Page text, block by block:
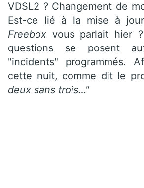
VDSL2 ? Changement de
Est-ce lié à la mise à
Freebox vous parlait hier
questions se posent
"incidents" programmés.
cette nuit, comme dit le
deux sans trois…"